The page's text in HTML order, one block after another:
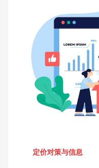
定价对策与信息